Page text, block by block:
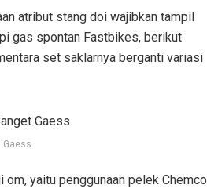
atribut stang doi wajibkan tampil
gas spontan Fastbikes, berikut
set saklarnya berganti variasi
Gaess
yaitu penggunaan pelek Chemco